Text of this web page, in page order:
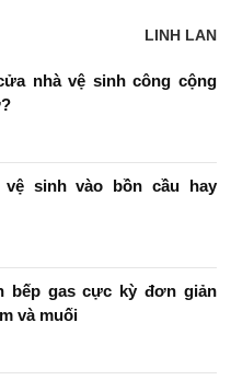
LINH LAN
nhà vệ sinh công cộng
vệ sinh vào bồn cầu hay
bếp gas cực kỳ đơn giản
và muối